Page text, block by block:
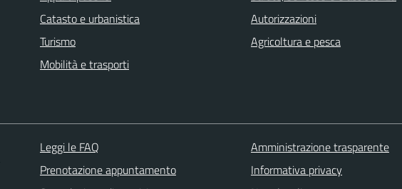
Catasto e urbanistica
Turismo
Mobilità e trasporti
Autorizzazioni
Agricoltura e pesca
Leggi le FAQ
Prenotazione appuntamento
Amministrazione trasparente
Informativa privacy